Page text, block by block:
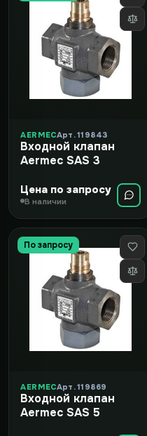
AERMECАрт. 119843
Входной клапан
Aermec SAS 3
Цена по запросу
В наличии
По запросу
AERMECАрт. 119869
Входной клапан
Aermec SAS 5